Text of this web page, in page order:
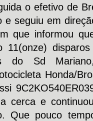
o efetivo de
e seguiu em
que informou
11(onze)
do Sd
Honda/
cerca e
Que pouco